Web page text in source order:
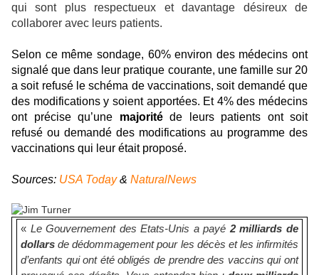
qui sont plus respectueux et davantage désireux de
collaborer avec leurs patients.
Selon ce même sondage, 60% environ des médecins ont
signalé que dans leur pratique courante, une famille sur 20
a soit refusé le schéma de vaccinations, soit demandé que
des modifications y soient apportées. Et 4% des médecins
ont précise qu’une majoritéde leurs patients ont soit
refusé ou demandé des modifications au programme des
vaccinations qui leur était proposé.
Sources: USA Today& NaturalNews
« Le Gouvernement des Etats-Unis a payé 2 milliards de
dollars de dédommagement pour les décès et les infirmités
d’enfants qui ont été obligés de prendre des vaccins qui ont